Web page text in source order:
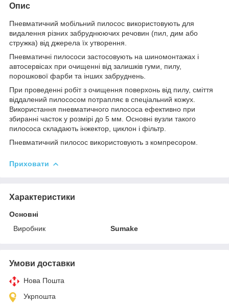
Опис
Пневматичний мобільний пилосос використовують для
видалення різних забруднюючих речовин (пил, дим або
стружка) від джерела їх утворення.
Пневматичні пилососи застосовують на шиномонтажах і
автосервісах при очищенні від залишків гуми, пилу,
порошкової фарби та інших забруднень.
При проведенні робіт з очищення поверхонь від пилу, сміття
віддалений пилососом потрапляє в спеціальний кожух.
Використання пневматичного пилососа ефективно при
збиранні часток у розмірі до 5 мм. Основні вузли такого
пилососа складають інжектор, циклон і фільтр.
Пневматичний пилосос використовують з компресором.
Приховати
Характеристики
Основні
Виробник
Sumake
Умови доставки
Нова Пошта
Укрпошта